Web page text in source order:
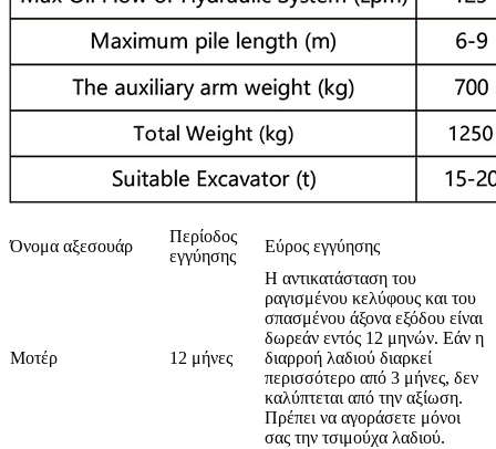
Όνομα αξεσουάρ
Περίοδος
εγγύησης
Εύρος εγγύησης
Μοτέρ 12 μήνες
Η αντικατάσταση του
ραγισμένου κελύφους και του
σπασμένου άξονα εξόδου είναι
δωρεάν εντός 12 μηνών. Εάν η
διαρροή λαδιού διαρκεί
περισσότερο από 3 μήνες, δεν
καλύπτεται από την αξίωση.
Πρέπει να αγοράσετε μόνοι
σας την τσιμούχα λαδιού.